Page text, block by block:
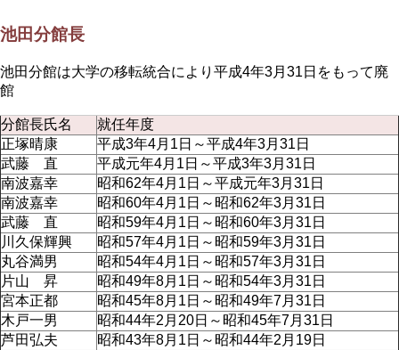
池田分館長
池田分館は大学の移転統合により平成4年3月31日をもって廃
館
分館長氏名
就任年度
正塚晴康
平成3年4月1日～平成4年3月31日
武藤 直
平成元年4月1日～平成3年3月31日
南波嘉幸
昭和62年4月1日～平成元年3月31日
南波嘉幸
昭和60年4月1日～昭和62年3月31日
武藤 直
昭和59年4月1日～昭和60年3月31日
川久保輝興
昭和57年4月1日～昭和59年3月31日
丸谷満男
昭和54年4月1日～昭和57年3月31日
片山 昇
昭和49年8月1日～昭和54年3月31日
宮本正都
昭和45年8月1日～昭和49年7月31日
木戸一男
昭和44年2月20日～昭和45年7月31日
芦田弘夫
昭和43年8月1日～昭和44年2月19日